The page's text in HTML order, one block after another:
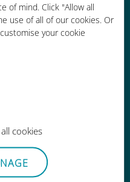
of mind. Click "Allow all
use of all of our cookies. Or
your cookie
cookies
mundial de
mais de 200
do que as
de sua
atual